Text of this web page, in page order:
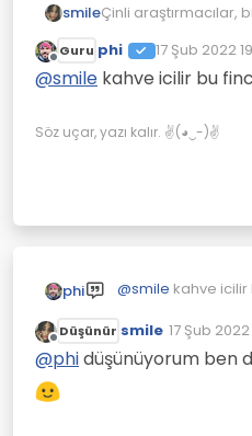
smileÇinli araştırmacılar,
kullanarak doğada
üretti..
https://
Çevrimdışı
Guru phi 17 Şub 2022
Son
@smile kahve icilir bu
Söz uçar, yazı kalır. ✌(◕‿-)✌
phi @smile kahve
Çevrimdışı
Düşünür smile 17 Şub 2022
Son
@phidüşünüyorum ben